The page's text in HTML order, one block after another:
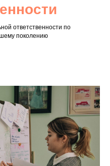
ответственности по
поколению